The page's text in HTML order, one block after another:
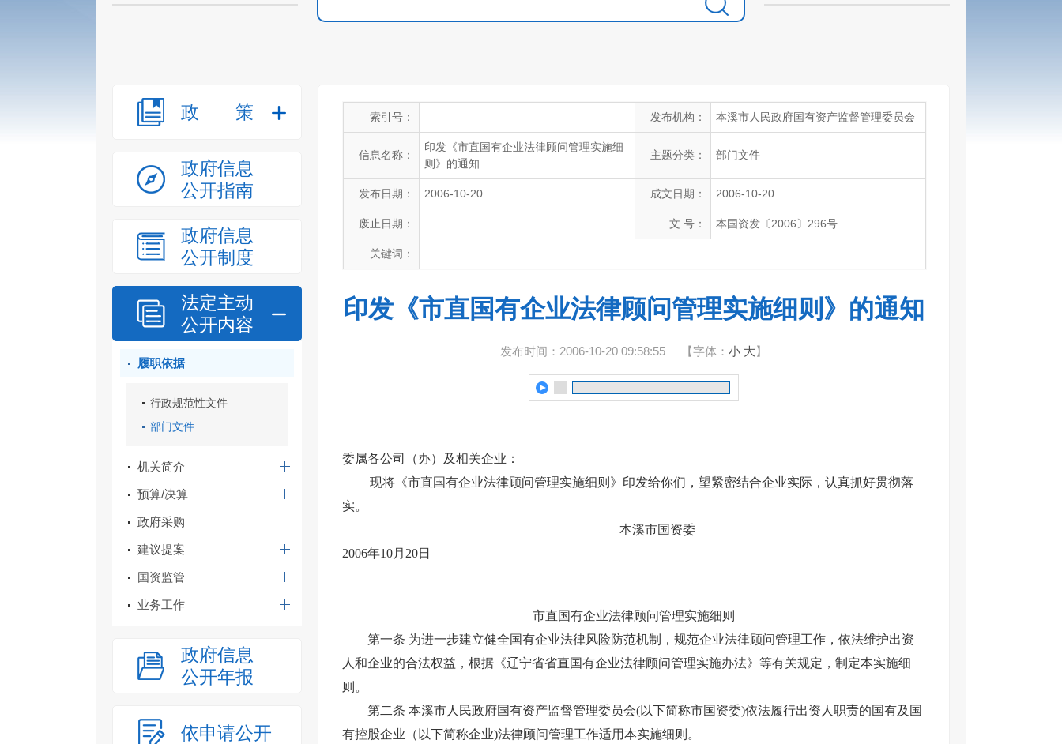
政策
政府信息
公开指南
政府信息
公开制度
法定主动
公开内容
履职依据
行政规范性文件
部门文件
机关简介
预算/决算
政府采购
建议提案
国资监管
业务工作
政府信息
公开年报
依申请公开
索引号： 发布机构： 本溪市人民政府国有资产监督管理委员会
信息名称：
印发《市直国有企业法律顾问管理实施细
则》的通知
主题分类： 部门文件
发布日期： 2006-10-20 成文日期： 2006-10-20
废止日期： 文 号： 本国资发〔2006〕296号
关键词：
印发《市直国有企业法律顾问管理实施细则》的通知
发布时间：2006-10-20 09:58:55 【字体： 小 大】
委属各公司（办）及相关企业：
现将《市直国有企业法律顾问管理实施细则》印发给你们，望紧密结合企业实际，认真抓好贯彻落
实。
本溪市国资委
2006年10月20日
市直国有企业法律顾问管理实施细则
第一条 为进一步建立健全国有企业法律风险防范机制，规范企业法律顾问管理工作，依法维护出资
人和企业的合法权益，根据《辽宁省省直国有企业法律顾问管理实施办法》等有关规定，制定本实施细
则。
第二条 本溪市人民政府国有资产监督管理委员会(以下简称市国资委)依法履行出资人职责的国有及国
有控股企业（以下简称企业)法律顾问管理工作适用本实施细则。